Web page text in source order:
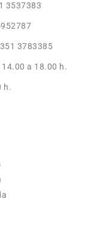
3537383
3783385
14.00 a 18.00 h.
h.